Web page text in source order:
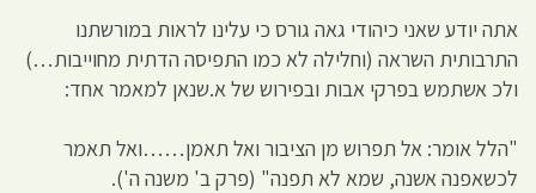
אתה יודע שאני כיהודי גאה גורס כי עלינו לראות במורשתנו
התרבותית השראה (וחלילה לא כמו התפיסה הדתית מחוייבות…)
ולכ אשתמש בפרקי אבות ובפירוש של א.שנאן למאמר אחד:
"הלל אומר: אל תפרוש מן הציבור ואל תאמן……ואל תאמר
לכשאפנה אשנה, שמא לא תפנה" (פרק ב' משנה ה').